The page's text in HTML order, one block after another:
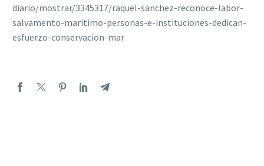
diario/mostrar/3345317/raquel-sanchez-reconoce-labor-
salvamento-maritimo-personas-e-instituciones-dedican-
esfuerzo-conservacion-mar